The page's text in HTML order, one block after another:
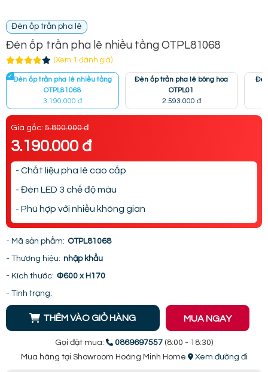
Đèn ốp trần pha lê
Đèn ốp trần pha lê nhiều tầng OTPL81068
(Xem 1 đánh giá)
Đèn ốp trần pha lê nhiều tầng
OTPL81068
3.190.000 đ
Đèn ốp trần pha lê bông hoa
OTPL01
2.593.000 đ
Giá gốc: 5.800.000 đ
3.190.000 đ
- Chất liệu pha lê cao cấp
- Đèn LED 3 chế độ màu
- Phù hợp với nhiều không gian
- Mã sản phẩm: OTPL81068
- Thương hiệu: nhập khẩu
- Kích thước: Φ600 x H170
- Tình trạng:
THÊM VÀO GIỎ HÀNG MUA NGAY
Gọi đặt mua: 0869697557 (8:00 - 18:30)
Mua hàng tại Showroom Hoàng Minh Home
Xem đường đi